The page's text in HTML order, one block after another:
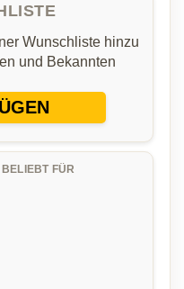
Wunschliste hinzu
und Bekannten
FÜR